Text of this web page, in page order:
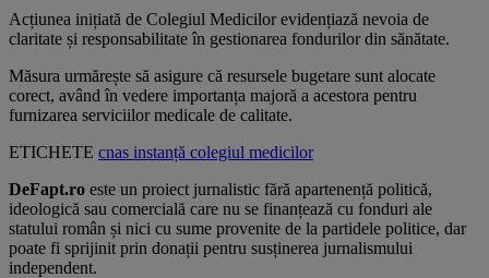
Acțiunea inițiată de Colegiul Medicilor evidențiază nevoia de
claritate și responsabilitate în gestionarea fondurilor din sănătate.
Măsura urmărește să asigure că resursele bugetare sunt alocate
corect, având în vedere importanța majoră a acestora pentru
furnizarea serviciilor medicale de calitate.
ETICHETE cnas instanță colegiul medicilor
DeFapt.ro este un proiect jurnalistic fără apartenență politică,
ideologică sau comercială care nu se finanțează cu fonduri ale
statului român și nici cu sume provenite de la partidele politice, dar
poate fi sprijinit prin donații pentru susținerea jurnalismului
independent.